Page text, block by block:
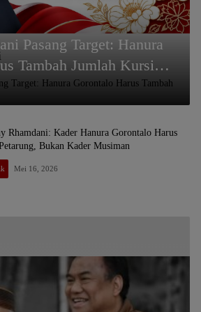
Pasang Target: Hanura
Tambah Jumlah Kursi
Rhamdani: Kader Hanura Gorontalo Harus
Bukan Kader Musiman
Mei 16, 2026